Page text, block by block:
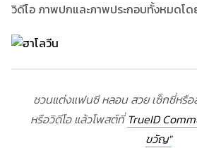
วิดีโอ ภาพปกและภาพประกอบทั้งหมดโด
ชวนแต่งแฟนซี หลอน สวย เซ็กซี่หรื
หรือวิดีโอ แล้วโพสต์ที่TrueID
ขวัญ"